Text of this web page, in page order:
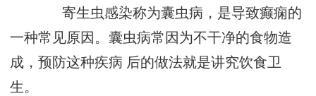
寄生虫感染称为囊虫病，是导致癫痫的
一种常见原因。囊虫病常因为不干净的食物造
成，预防这种疾病 后的做法就是讲究饮食卫
生。